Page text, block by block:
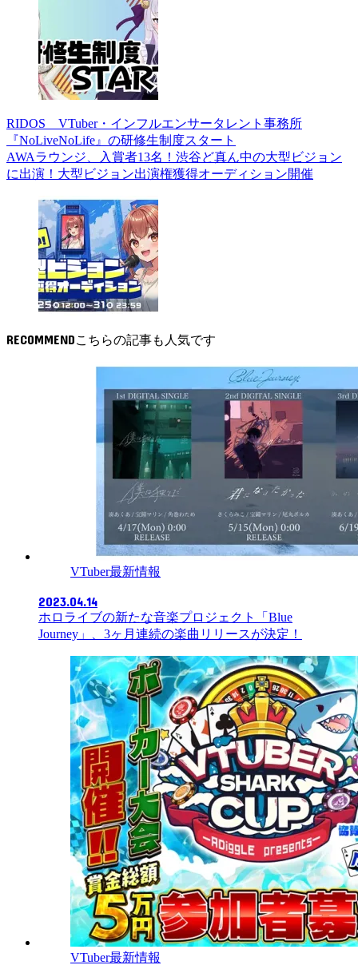
RIDOS VTuber・インフルエンサータレント事務所
『NoLiveNoLife』の研修生制度スタート
AWAラウンジ、入賞者13名！渋谷ど真ん中の大型ビジョン
に出演！大型ビジョン出演権獲得オーディション開催
RECOMMEND
VTuber最新情報
2023.04.14
ホロライブの新たな音楽プロジェクト「Blue
Journey」、3ヶ月連続の楽曲リリースが決定！
VTuber最新情報